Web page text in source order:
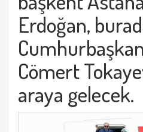
Erdoğan,
Cömert
araya gelecek.